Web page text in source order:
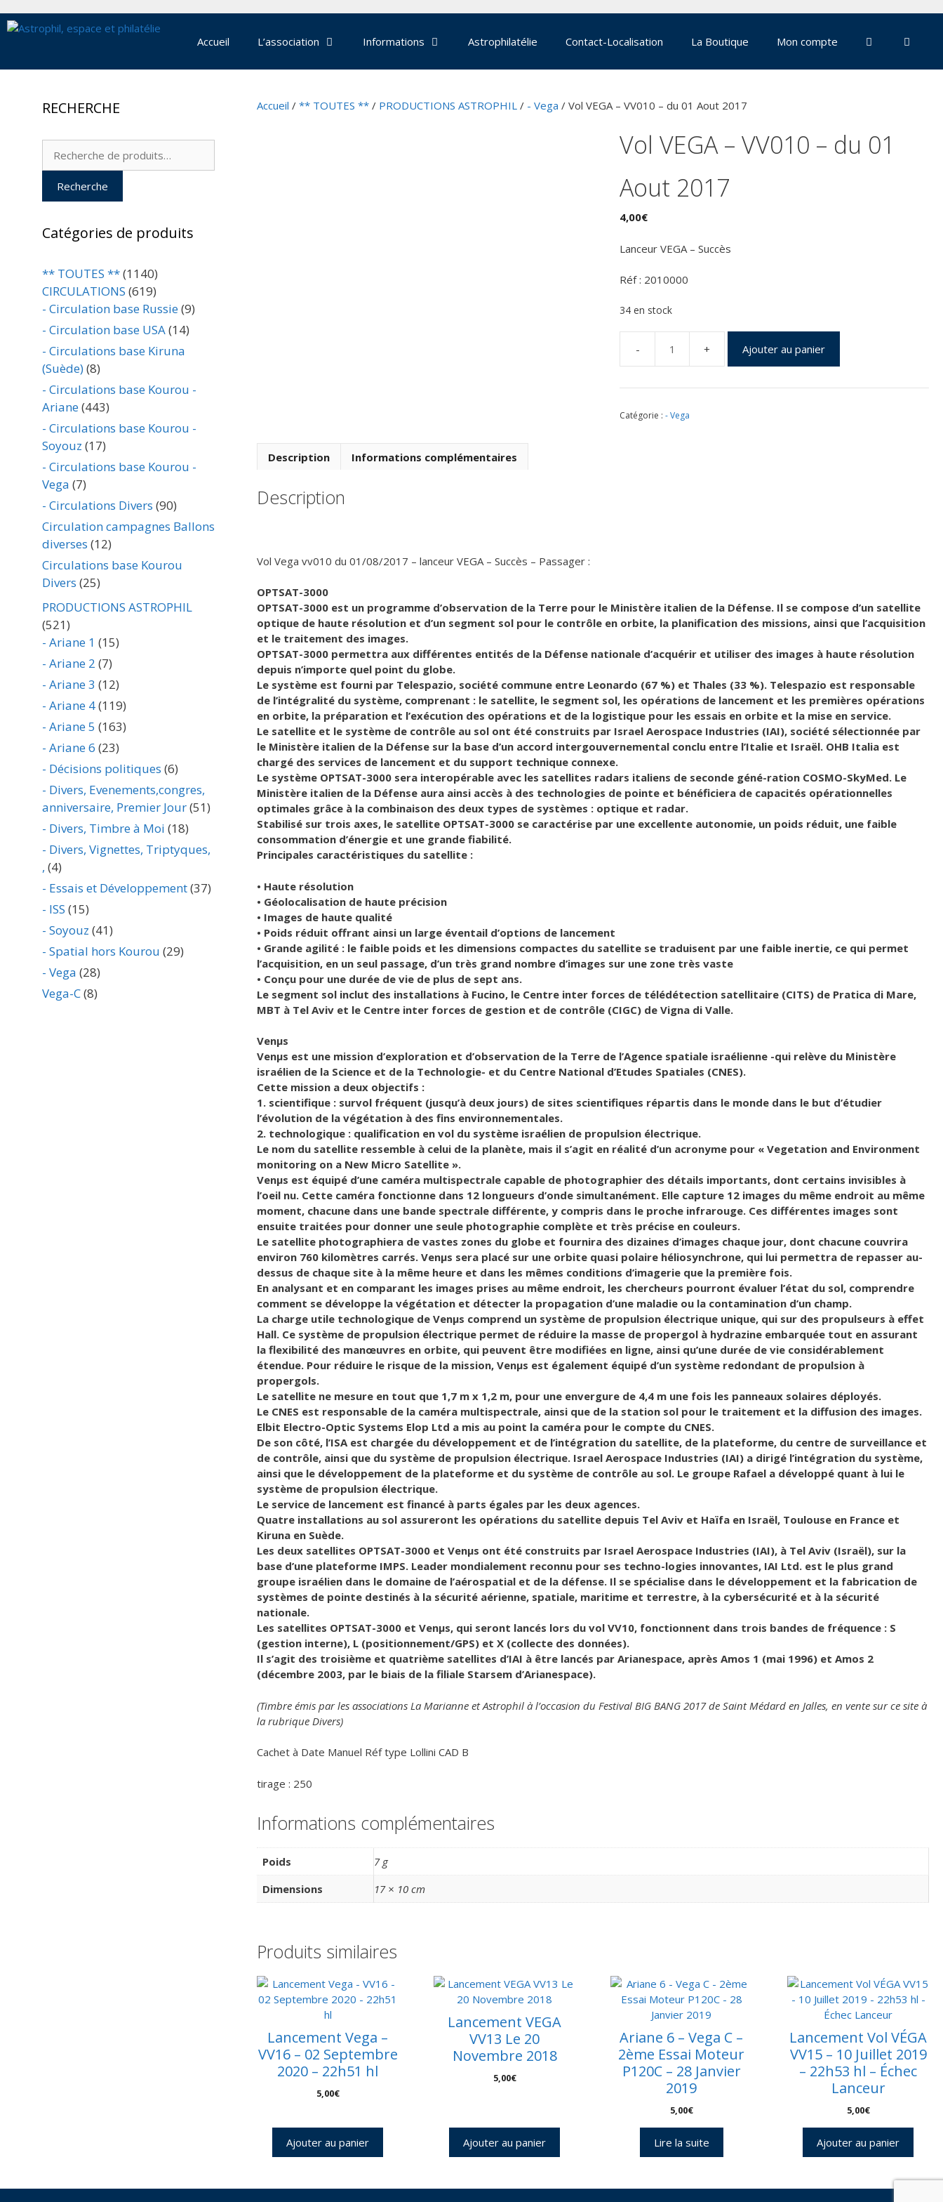
au
Accueil L’association Informations Astrophilatélie Contact-Localisation La Boutique Mon compte
Accueil / ** TOUTES ** / PRODUCTIONS ASTROPHIL / - Vega / Vol VEGA – VV010 – du 01 Aout 2017
Vol VEGA – VV010 – du 01
Aout 2017
4,00€
Lanceur VEGA – Succès
Réf : 2010000
34 en stock
quantité
de
Vol
-
Ajouter au panier
Catégorie :- Vega
Description Informations complémentaires
Description
Vol Vega vv010 du 01/08/2017 – lanceur VEGA – Succès – Passager :
OPTSAT-3000
OPTSAT-3000 est un programme d’observation de la Terre pour le Ministère italien de la Défense. Il se compose d’un satellite
optique de haute résolution et d’un segment sol pour le contrôle en orbite, la planification des missions, ainsi que l’acquisition
et le traitement des images.
OPTSAT-3000 permettra aux différentes entités de la Défense nationale d’acquérir et utiliser des images à haute résolution
depuis n’importe quel point du globe.
Le système est fourni par Telespazio, société commune entre Leonardo (67 %) et Thales (33 %). Telespazio est responsable
de l’intégralité du système, comprenant : le satellite, le segment sol, les opérations de lancement et les premières opérations
en orbite, la préparation et l’exécution des opérations et de la logistique pour les essais en orbite et la mise en service.
Le satellite et le système de contrôle au sol ont été construits par Israel Aerospace Industries (IAI), société sélectionnée par
le Ministère italien de la Défense sur la base d’un accord intergouvernemental conclu entre l’Italie et Israël. OHB Italia est
chargé des services de lancement et du support technique connexe.
Le système OPTSAT-3000 sera interopérable avec les satellites radars italiens de seconde géné-ration COSMO-SkyMed. Le
Ministère italien de la Défense aura ainsi accès à des technologies de pointe et bénéficiera de capacités opérationnelles
optimales grâce à la combinaison des deux types de systèmes : optique et radar.
Stabilisé sur trois axes, le satellite OPTSAT-3000 se caractérise par une excellente autonomie, un poids réduit, une faible
consommation d’énergie et une grande fiabilité.
Principales caractéristiques du satellite :
• Haute résolution
• Géolocalisation de haute précision
• Images de haute qualité
• Poids réduit offrant ainsi un large éventail d’options de lancement
• Grande agilité : le faible poids et les dimensions compactes du satellite se traduisent par une faible inertie, ce qui permet
l’acquisition, en un seul passage, d’un très grand nombre d’images sur une zone très vaste
• Conçu pour une durée de vie de plus de sept ans.
Le segment sol inclut des installations à Fucino, le Centre inter forces de télédétection satellitaire (CITS) de Pratica di Mare,
MBT à Tel Aviv et le Centre inter forces de gestion et de contrôle (CIGC) de Vigna di Valle.
Venμs
Venμs est une mission d’exploration et d’observation de la Terre de l’Agence spatiale israélienne -qui relève du Ministère
israélien de la Science et de la Technologie- et du Centre National d’Etudes Spatiales (CNES).
Cette mission a deux objectifs :
1. scientifique : survol fréquent (jusqu’à deux jours) de sites scientifiques répartis dans le monde dans le but d’étudier
l’évolution de la végétation à des fins environnementales.
2. technologique : qualification en vol du système israélien de propulsion électrique.
Le nom du satellite ressemble à celui de la planète, mais il s’agit en réalité d’un acronyme pour « Vegetation and Environment
monitoring on a New Micro Satellite ».
Venμs est équipé d’une caméra multispectrale capable de photographier des détails importants, dont certains invisibles à
l’oeil nu. Cette caméra fonctionne dans 12 longueurs d’onde simultanément. Elle capture 12 images du même endroit au même
moment, chacune dans une bande spectrale différente, y compris dans le proche infrarouge. Ces différentes images sont
ensuite traitées pour donner une seule photographie complète et très précise en couleurs.
Le satellite photographiera de vastes zones du globe et fournira des dizaines d’images chaque jour, dont chacune couvrira
environ 760 kilomètres carrés. Venμs sera placé sur une orbite quasi polaire héliosynchrone, qui lui permettra de repasser au-
dessus de chaque site à la même heure et dans les mêmes conditions d’imagerie que la première fois.
En analysant et en comparant les images prises au même endroit, les chercheurs pourront évaluer l’état du sol, comprendre
comment se développe la végétation et détecter la propagation d’une maladie ou la contamination d’un champ.
La charge utile technologique de Venμs comprend un système de propulsion électrique unique, qui sur des propulseurs à effet
Hall. Ce système de propulsion électrique permet de réduire la masse de propergol à hydrazine embarquée tout en assurant
la flexibilité des manœuvres en orbite, qui peuvent être modifiées en ligne, ainsi qu’une durée de vie considérablement
étendue. Pour réduire le risque de la mission, Venμs est également équipé d’un système redondant de propulsion à
propergols.
Le satellite ne mesure en tout que 1,7 m x 1,2 m, pour une envergure de 4,4 m une fois les panneaux solaires déployés.
Le CNES est responsable de la caméra multispectrale, ainsi que de la station sol pour le traitement et la diffusion des images.
Elbit Electro-Optic Systems Elop Ltd a mis au point la caméra pour le compte du CNES.
De son côté, l’ISA est chargée du développement et de l’intégration du satellite, de la plateforme, du centre de surveillance et
de contrôle, ainsi que du système de propulsion électrique. Israel Aerospace Industries (IAI) a dirigé l’intégration du système,
ainsi que le développement de la plateforme et du système de contrôle au sol. Le groupe Rafael a développé quant à lui le
système de propulsion électrique.
Le service de lancement est financé à parts égales par les deux agences.
Quatre installations au sol assureront les opérations du satellite depuis Tel Aviv et Haïfa en Israël, Toulouse en France et
Kiruna en Suède.
Les deux satellites OPTSAT-3000 et Venμs ont été construits par Israel Aerospace Industries (IAI), à Tel Aviv (Israël), sur la
base d’une plateforme IMPS. Leader mondialement reconnu pour ses techno-logies innovantes, IAI Ltd. est le plus grand
groupe israélien dans le domaine de l’aérospatial et de la défense. Il se spécialise dans le développement et la fabrication de
systèmes de pointe destinés à la sécurité aérienne, spatiale, maritime et terrestre, à la cybersécurité et à la sécurité
nationale.
Les satellites OPTSAT-3000 et Venμs, qui seront lancés lors du vol VV10, fonctionnent dans trois bandes de fréquence : S
(gestion interne), L (positionnement/GPS) et X (collecte des données).
Il s’agit des troisième et quatrième satellites d’IAI à être lancés par Arianespace, après Amos 1 (mai 1996) et Amos 2
(décembre 2003, par le biais de la filiale Starsem d’Arianespace).
(Timbre émis par les associations La Marianne et Astrophil à l’occasion du Festival BIG BANG 2017 de Saint Médard en Jalles, en vente sur ce site à
la rubrique Divers)
Cachet à Date Manuel Réf type Lollini CAD B
tirage : 250
Informations complémentaires
Poids
7 g
Dimensions
17 × 10 cm
Produits similaires
Lancement Vega –
VV16 – 02 Septembre
2020 – 22h51 hl
5,00€
Ajouter au panier
Lancement VEGA
VV13 Le 20
Novembre 2018
5,00€
Ajouter au panier
Ariane 6 – Vega C –
2ème Essai Moteur
P120C – 28 Janvier
2019
5,00€
Lire la suite
Lancement Vol VÉGA
VV15 – 10 Juillet 2019
– 22h53 hl – Échec
Lanceur
5,00€
Ajouter au panier
RECHERCHE
Recherche
Recherche
Catégories de produits
** TOUTES **(1140)
CIRCULATIONS (619)
- Circulation base Russie(9)
- Circulation base USA(14)
- Circulations base Kiruna
(Suède)(8)
- Circulations base Kourou -
Ariane(443)
- Circulations base Kourou -
Soyouz (17)
- Circulations base Kourou -
Vega (7)
- Circulations Divers (90)
Circulation campagnes Ballons
diverses (12)
Circulations base Kourou
Divers (25)
PRODUCTIONS ASTROPHIL
(521)
- Ariane 1 (15)
- Ariane 2 (7)
- Ariane 3 (12)
- Ariane 4(119)
- Ariane 5 (163)
- Ariane 6 (23)
- Décisions politiques (6)
- Divers, Evenements,congres,
anniversaire, Premier Jour(51)
- Divers, Timbre à Moi (18)
- Divers, Vignettes, Triptyques,
, (4)
- Essais et Développement(37)
- ISS (15)
- Soyouz (41)
- Spatial hors Kourou (29)
- Vega (28)
Vega-C(8)